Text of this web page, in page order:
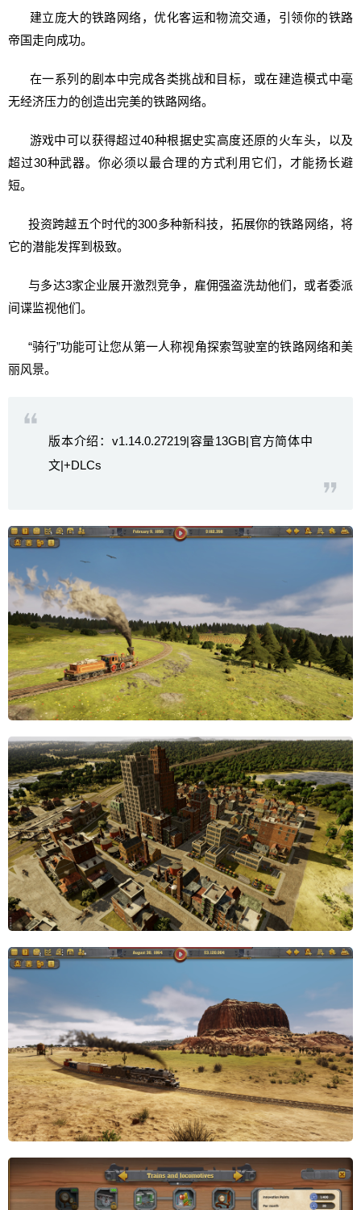
建立庞大的铁路网络，优化客运和物流交通，引领你的铁路
帝国走向成功。
在一系列的剧本中完成各类挑战和目标，或在建造模式中毫
无经济压力的创造出完美的铁路网络。
游戏中可以获得超过40种根据史实高度还原的火车头，以及
超过30种武器。你必须以最合理的方式利用它们，才能扬长避
短。
投资跨越五个时代的300多种新科技，拓展你的铁路网络，将
它的潜能发挥到极致。
与多达3家企业展开激烈竞争，雇佣强盗洗劫他们，或者委派
间谍监视他们。
“骑行”功能可让您从第一人称视角探索驾驶室的铁路网络和美
丽风景。
版本介绍：v1.14.0.27219|容量13GB|官方简体中
文|+DLCs